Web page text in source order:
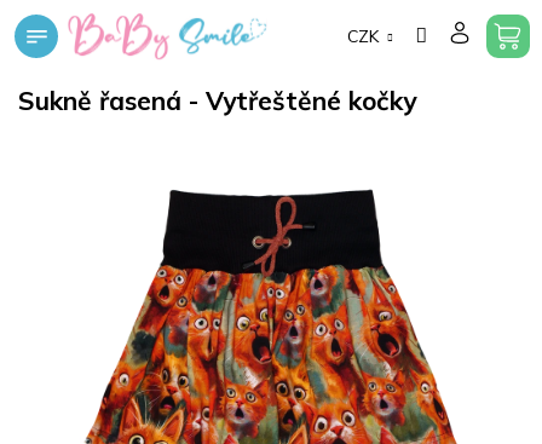
Přejít
na
CZK
Sukně řasená - Vytřeštěné kočky